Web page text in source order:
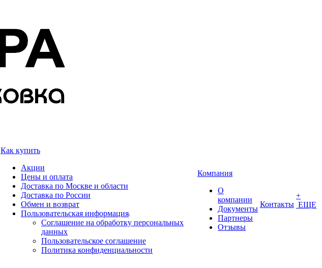
Как купить
Акции
Цены и оплата
Доставка по Москве и области
Доставка по России
Обмен и возврат
Пользовательская информация
Соглашение на обработку персональных
данных
Пользовательское соглашение
Политика конфиденциальности
Компания
О
компании
Документы
Партнеры
Отзывы
Контакты
+
ЕЩЕ